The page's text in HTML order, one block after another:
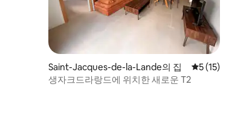
Saint-Jacques-de-la-Lande의 집 평점 5점
5 (15)
생자크드라랑드에 위치한 새로운 T2